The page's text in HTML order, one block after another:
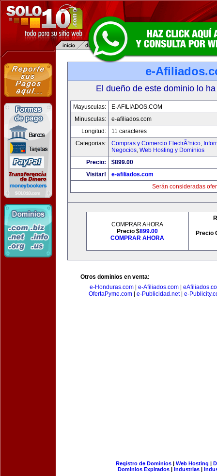
e-
El dueño de este dominio lo
Mayusculas:
E-AFILIADOS.COM
Minusculas:
e-afiliados.com
Longitud:
11 caracteres
Categorias:
Compras y Comercio ElectrÃ³nico,
Negocios, Web Hosting y Dominios
Precio:
$899.00
Visitar!
e-afiliados.com
Serán consideradas
COMPRAR AHORA
Precio $899.00
COMPRAR AHORA
Precio
Otros dominios en venta:
e-Honduras.com| e-Afiliados.com|
OfertaPyme.com| e-Publicidad.net| e-
Registro de Dominios| Web Hosting |
Dominios Expirados | Industrias |